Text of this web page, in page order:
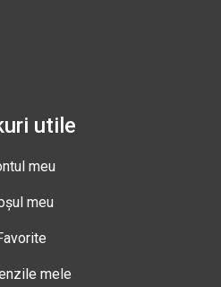
utile
meu
meu
mele